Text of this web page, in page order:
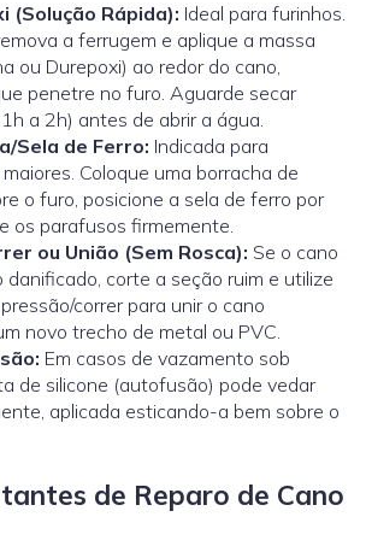
(Solução Rápida): Ideal para furinhos.
a ferrugem e aplique a massa
ou Durepoxi) ao redor do cano,
penetre no furo. Aguarde secar
a 2h) antes de abrir a água.
Sela de Ferro: Indicada para
Coloque uma borracha de
o furo, posicione a sela de ferro por
os parafusos firmemente.
ou União (Sem Rosca): Se o cano
danificado, corte a seção ruim e utilize
correrpara unir o cano
novo trecho de metal ou PVC.
Em casos de vazamento sob
de silicone (autofusão) pode vedar
aplicada esticando-a bem sobre o
de Reparo de Cano